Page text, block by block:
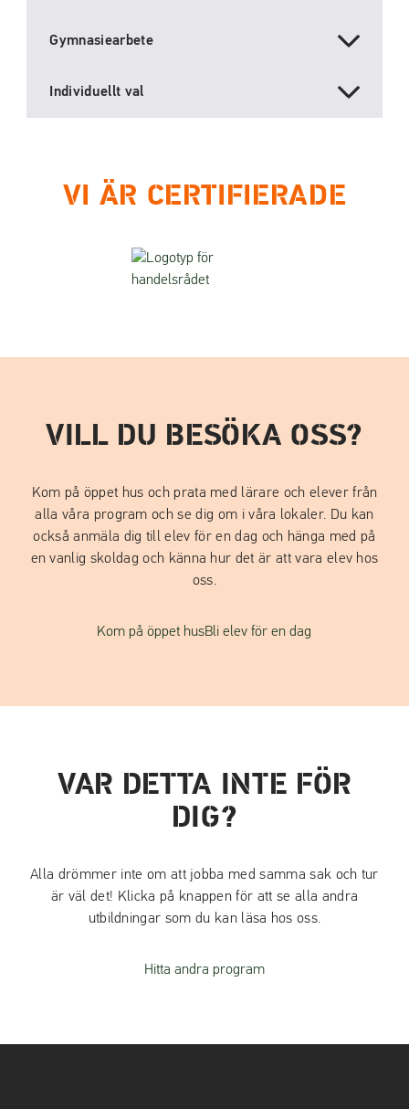
Gymnasiearbete
Individuellt val
VI ÄR CERTIFIERADE
VILL DU BESÖKA OSS?
Kom på öppet hus och prata med lärare och elever från
alla våra program och se dig om i våra lokaler. Du kan
också anmäla dig till elev för en dag och hänga med på
en vanlig skoldag och känna hur det är att vara elev hos
oss.
Kom på öppet husBli elev för en dag
VAR DETTA INTE FÖR
DIG?
Alla drömmer inte om att jobba med samma sak och tur
är väl det! Klicka på knappen för att se alla andra
utbildningar som du kan läsa hos oss.
Hitta andra program